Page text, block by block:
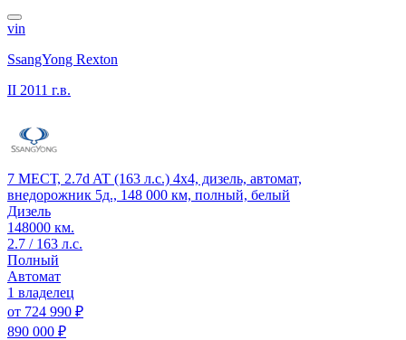
vin
SsangYong Rexton
II 2011 г.в.
7 МЕСТ, 2.7d AT (163 л.с.) 4x4, дизель, автомат,
внедорожник 5д., 148 000 км, полный, белый
Дизель
148000 км.
2.7 / 163 л.с.
Полный
Автомат
1 владелец
от 724 990 ₽
890 000 ₽